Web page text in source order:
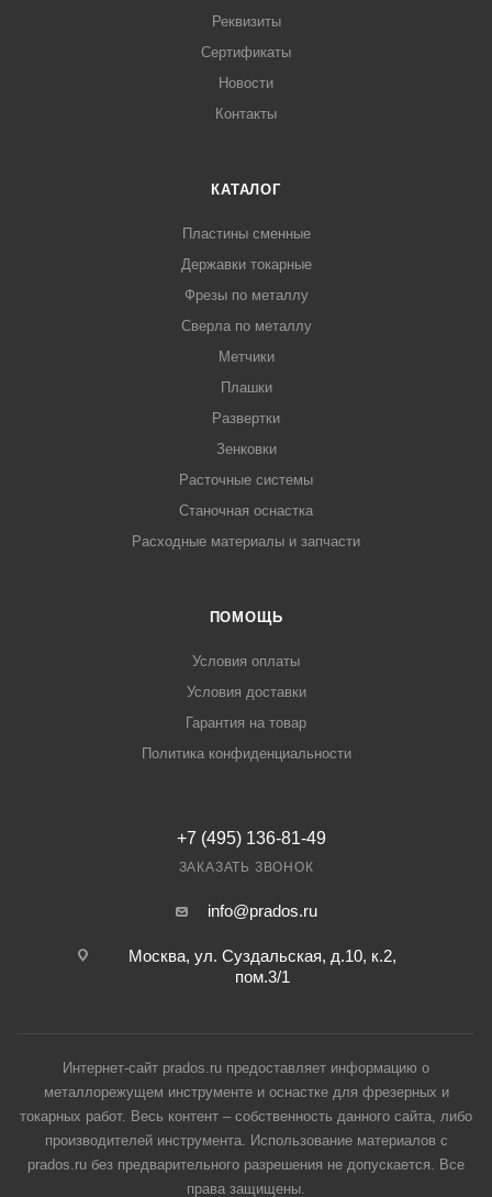
Реквизиты
Сертификаты
Новости
Контакты
КАТАЛОГ
Пластины сменные
Державки токарные
Фрезы по металлу
Сверла по металлу
Метчики
Плашки
Развертки
Зенковки
Расточные системы
Станочная оснастка
Расходные материалы и запчасти
ПОМОЩЬ
Условия оплаты
Условия доставки
Гарантия на товар
Политика конфиденциальности
+7 (495) 136-81-49
ЗАКАЗАТЬ ЗВОНОК
info@prados.ru
Москва, ул. Суздальская, д.10, к.2,
пом.3/1
Интернет-сайт prados.ru предоставляет информацию о
металлорежущем инструменте и оснастке для фрезерных и
токарных работ. Весь контент – собственность данного сайта, либо
производителей инструмента. Использование материалов с
prados.ru без предварительного разрешения не допускается. Все
права защищены.